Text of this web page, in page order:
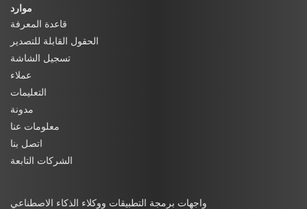
موارد
قاعدة المعرفة
الحقول القابلة للتصدير
تسجيل الشاشة
عملاء
التعليمات
مدونة
معلومات عنا
اتصل بنا
الشركات التابعة
واجهات برمجة التطبيقات ووكلاء الذكاء الاصطناعي